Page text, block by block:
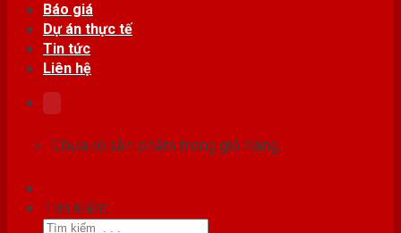
Báo giá
Dự án thực tế
Tin tức
Liên hệ
Chưa có sản phẩm trong giỏ hàng.
Tìm kiếm: